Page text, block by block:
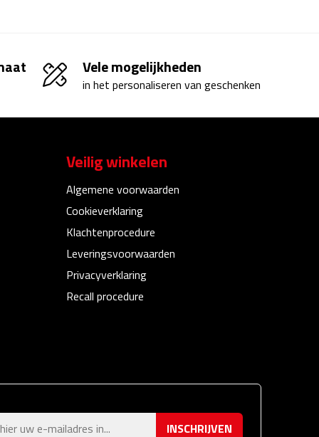
Vele mogelijkheden
in het personaliseren van geschenken
Veilig winkelen
Algemene voorwaarden
Cookieverklaring
Klachtenprocedure
Leveringsvoorwaarden
Privacyverklaring
Recall procedure